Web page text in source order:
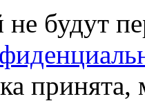
не будут